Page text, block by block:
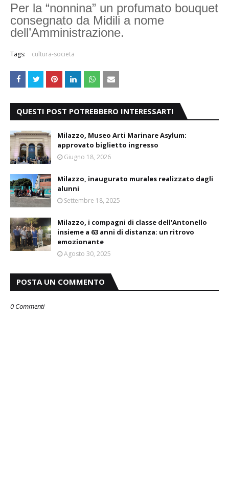
Per la “nonnina” un profumato bouquet
consegnato da Midili a nome
dell’Amministrazione.
Tags: cultura-societa
QUESTI POST POTREBBERO INTERESSARTI
Milazzo, Museo Arti Marinare Asylum:
approvato biglietto ingresso
Giugno 18, 2026
Milazzo, inaugurato murales realizzato dagli
alunni
Settembre 18, 2025
Milazzo, i compagni di classe dell'Antonello
insieme a 63 anni di distanza: un ritrovo
emozionante
Agosto 30, 2025
POSTA UN COMMENTO
0 Commenti